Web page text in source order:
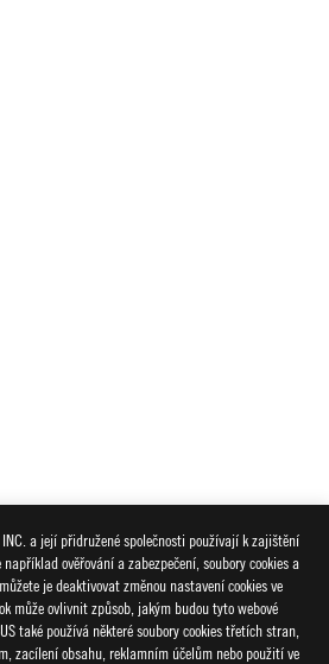
INC. a její přidružené společnosti používají k zajištění
ověřování a zabezpečení, soubory cookies a
je deaktivovat změnou nastavení cookies ve
může ovlivnit způsob, jakým budou tyto webové
také používá některé soubory cookies třetích stran,
zacílení obsahu, reklamním účelům nebo použití ve